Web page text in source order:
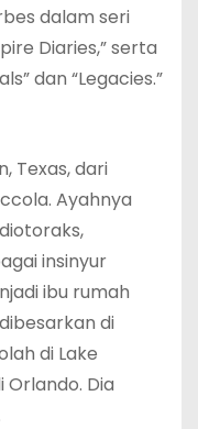
dalam seri
Diaries,” serta
dan “Legacies.”
Texas, dari
Ayahnya
insinyur
ibu rumah
di
di Lake
Dia